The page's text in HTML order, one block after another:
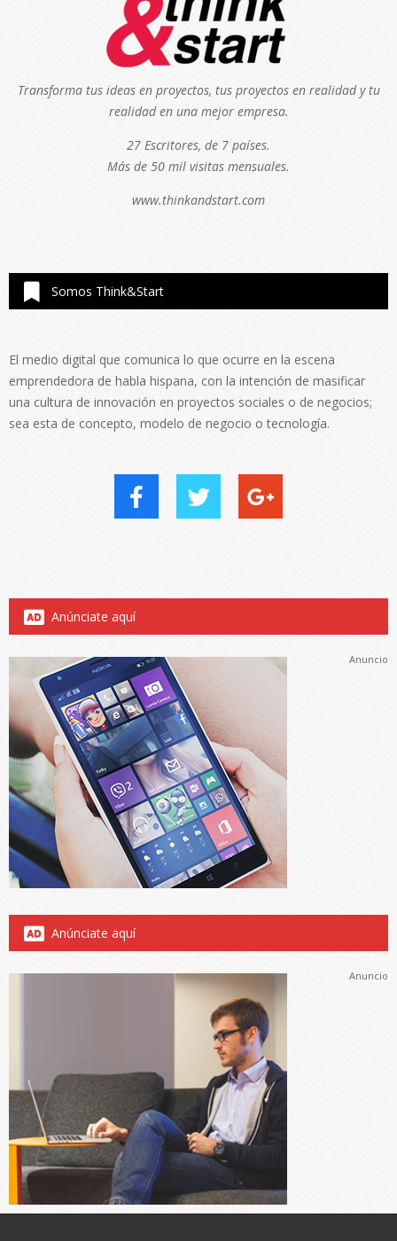
Transforma tus ideas en proyectos, tus proyectos en realidad y tu
realidad en una mejor empresa.
27 Escritores, de 7 países.
Más de 50 mil visitas mensuales.
www.thinkandstart.com
Somos Think&Start
El medio digital que comunica lo que ocurre en la escena
emprendedora de habla hispana, con la intención de masificar
una cultura de innovación en proyectos sociales o de negocios;
sea esta de concepto, modelo de negocio o tecnología.
Anúnciate aquí
Anuncio
Anúnciate aquí
Anuncio